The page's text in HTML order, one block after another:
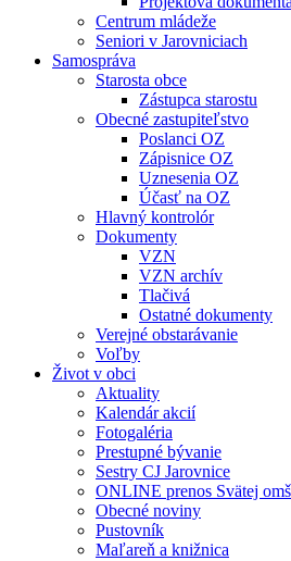
Centrum mládeže
Seniori v Jarovniciach
Samospráva
Starosta obce
Zástupca starostu
Obecné zastupiteľstvo
Poslanci OZ
Zápisnice OZ
Uznesenia OZ
Účasť na OZ
Hlavný kontrolór
Dokumenty
VZN
VZN archív
Tlačivá
Ostatné dokumenty
Verejné obstarávanie
Voľby
Život v obci
Aktuality
Kalendár akcií
Fotogaléria
Prestupné bývanie
Sestry CJ Jarovnice
ONLINE prenos Svätej
Obecné noviny
Pustovník
Maľareň a knižnica